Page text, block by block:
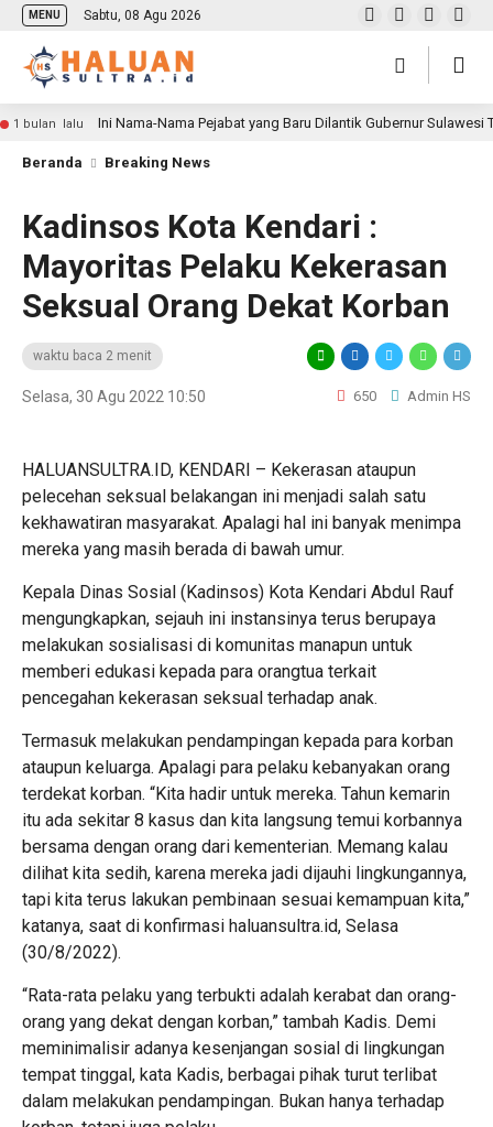
MENU Sabtu, 08 Agu 2026
1 bulan lalu Ini Nama-Nama Pejabat yang Baru Dilantik Gubernur Sulawesi
Beranda Breaking News
Kadinsos Kota Kendari :
Mayoritas Pelaku Kekerasan
Seksual Orang Dekat Korban
waktu baca 2 menit
Selasa, 30 Agu 2022 10:50 650 Admin HS
HALUANSULTRA.ID, KENDARI – Kekerasan ataupun
pelecehan seksual belakangan ini menjadi salah satu
kekhawatiran masyarakat. Apalagi hal ini banyak menimpa
mereka yang masih berada di bawah umur.
Kepala Dinas Sosial (Kadinsos) Kota Kendari Abdul Rauf
mengungkapkan, sejauh ini instansinya terus berupaya
melakukan sosialisasi di komunitas manapun untuk
memberi edukasi kepada para orangtua terkait
pencegahan kekerasan seksual terhadap anak.
Termasuk melakukan pendampingan kepada para korban
ataupun keluarga. Apalagi para pelaku kebanyakan orang
terdekat korban. “Kita hadir untuk mereka. Tahun kemarin
itu ada sekitar 8 kasus dan kita langsung temui korbannya
bersama dengan orang dari kementerian. Memang kalau
dilihat kita sedih, karena mereka jadi dijauhi lingkungannya,
tapi kita terus lakukan pembinaan sesuai kemampuan kita,”
katanya, saat di konfirmasi haluansultra.id, Selasa
(30/8/2022).
“Rata-rata pelaku yang terbukti adalah kerabat dan orang-
orang yang dekat dengan korban,” tambah Kadis. Demi
meminimalisir adanya kesenjangan sosial di lingkungan
tempat tinggal, kata Kadis, berbagai pihak turut terlibat
dalam melakukan pendampingan. Bukan hanya terhadap